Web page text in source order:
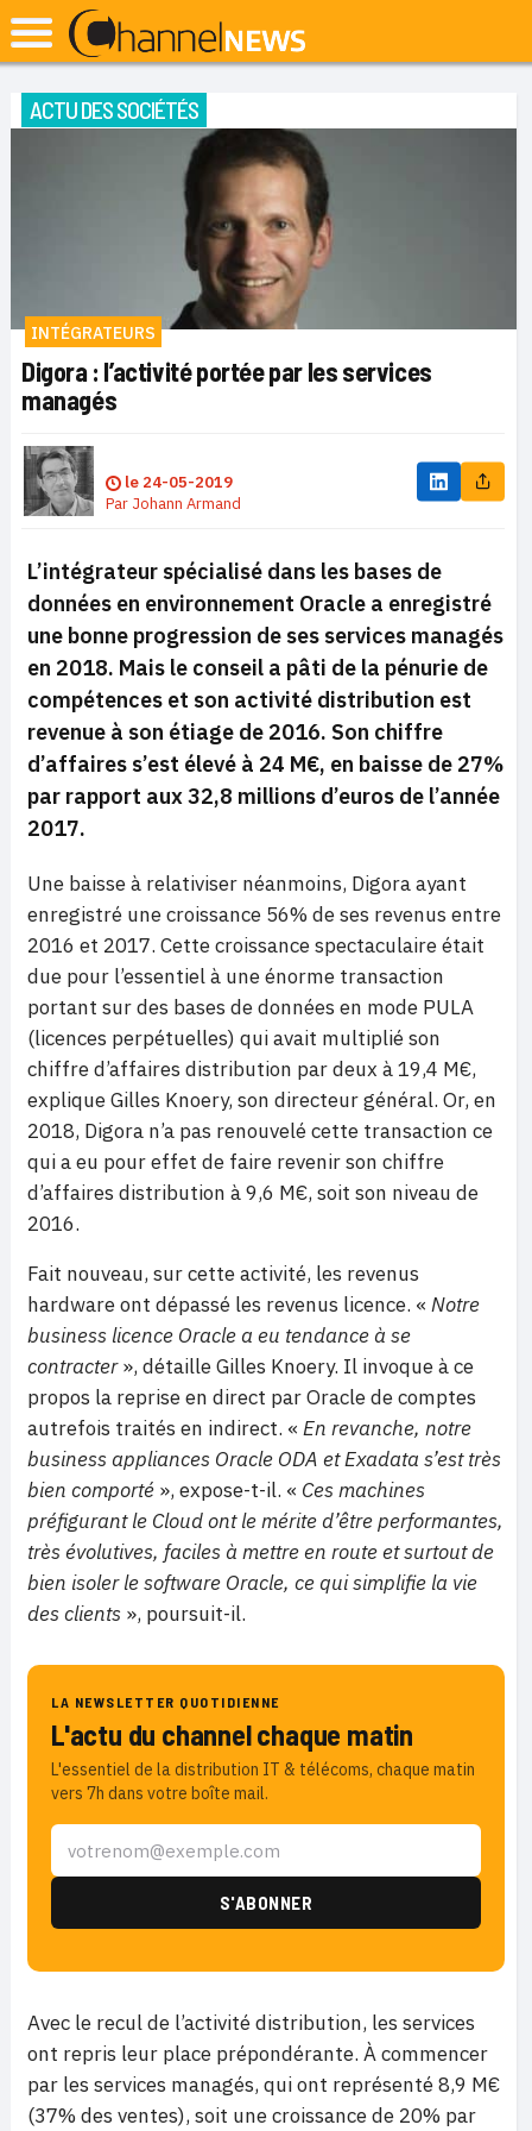
ACTU DES SOCIÉTÉS
INTÉGRATEURS
Digora : l’activité portée par les services
managés
le 24-05-2019
Par Johann Armand
L’intégrateur spécialisé dans les bases de
données en environnement Oracle a enregistré
une bonne progression de ses services managés
en 2018. Mais le conseil a pâti de la pénurie de
compétences et son activité distribution est
revenue à son étiage de 2016. Son chiffre
d’affaires s’est élevé à 24 M€, en baisse de 27%
par rapport aux 32,8 millions d’euros de l’année
2017.
Une baisse à relativiser néanmoins, Digora ayant
enregistré une croissance 56% de ses revenus entre
2016 et 2017. Cette croissance spectaculaire était
due pour l’essentiel à une énorme transaction
portant sur des bases de données en mode PULA
(licences perpétuelles) qui avait multiplié son
chiffre d’affaires distribution par deux à 19,4 M€,
explique Gilles Knoery, son directeur général. Or, en
2018, Digora n’a pas renouvelé cette transaction ce
qui a eu pour effet de faire revenir son chiffre
d’affaires distribution à 9,6 M€, soit son niveau de
2016.
Fait nouveau, sur cette activité, les revenus
hardware ont dépassé les revenus licence. « Notre
business licence Oracle a eu tendance à se
contracter», détaille Gilles Knoery. Il invoque à ce
propos la reprise en direct par Oracle de comptes
autrefois traités en indirect. « En revanche, notre
business appliances Oracle ODA et Exadata s’est très
bien comporté », expose-t-il. « Ces machines
préfigurant le Cloud ont le mérite d’être performantes,
très évolutives, faciles à mettre en route et surtout de
bien isoler le software Oracle, ce qui simplifie la vie
des clients », poursuit-il.
LA NEWSLETTER QUOTIDIENNE
L'actu du channel chaque matin
L'essentiel de la distribution IT & télécoms, chaque matin
vers 7h dans votre boîte mail.
Avec le recul de l’activité distribution, les services
ont repris leur place prépondérante. À commencer
par les services managés, qui ont représenté 8,9 M€
(37% des ventes), soit une croissance de 20% par